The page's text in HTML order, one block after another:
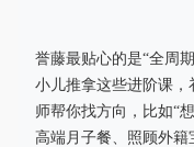
誉藤最贴心的是“全周
小儿推拿这些进阶课，
师帮你找方向，比如“
高端月子餐、照顾外